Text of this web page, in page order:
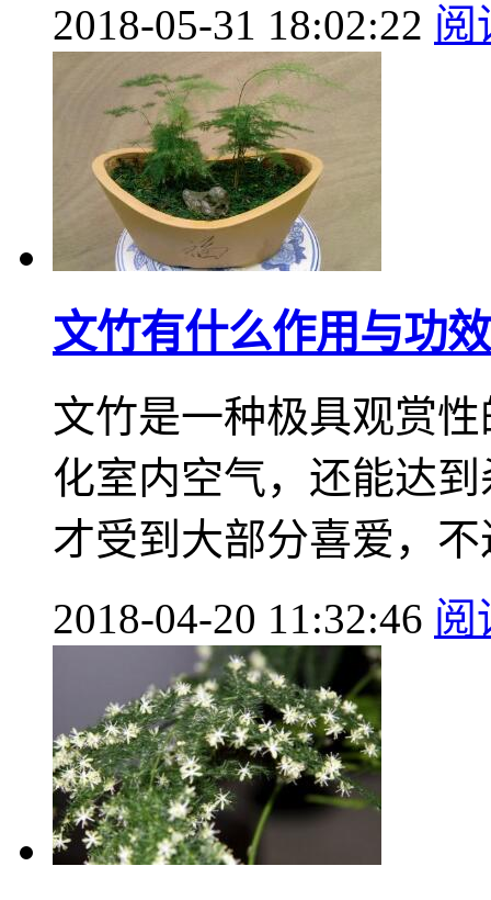
2018-05-31 18:02:22 阅
文竹有什么作用与功
文竹是一种极具观赏
化室内空气，还能达
才受到大部分喜爱，不
2018-04-20 11:32:46 阅